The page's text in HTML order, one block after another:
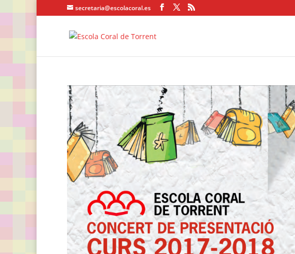
secretaria@escolacoral.es